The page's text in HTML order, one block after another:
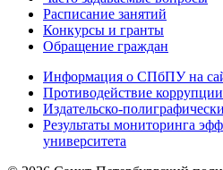
Расписание занятий
Конкурсы и гранты
Обращение граждан
Информация о СПбПУ на
Противодействие коррупции
Издательско-
Результаты мониторинга
университета